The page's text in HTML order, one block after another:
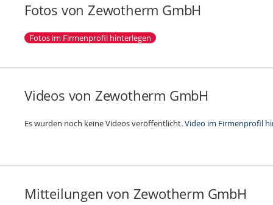
Fotos von Zewotherm GmbH
Fotos im Firmenprofil hinterlegen
Videos von Zewotherm GmbH
Es wurden noch keine Videos veröffentlicht.Video im Firmenprofil
Mitteilungen von Zewotherm GmbH